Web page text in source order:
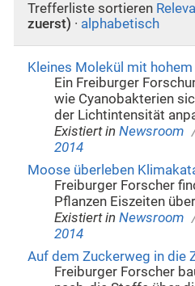
Trefferliste sortieren
zuerst) · alphabetisch
Kleines Molekül mit
Ein Freiburger
wie Cyanobakterien
der Lichtintensität
Existiert in Newsroom
2014
Moose überleben
Freiburger Forscher
Pflanzen Eiszeiten
Existiert in Newsroom
2014
Auf dem Zuckerweg in die
Freiburger Forscher